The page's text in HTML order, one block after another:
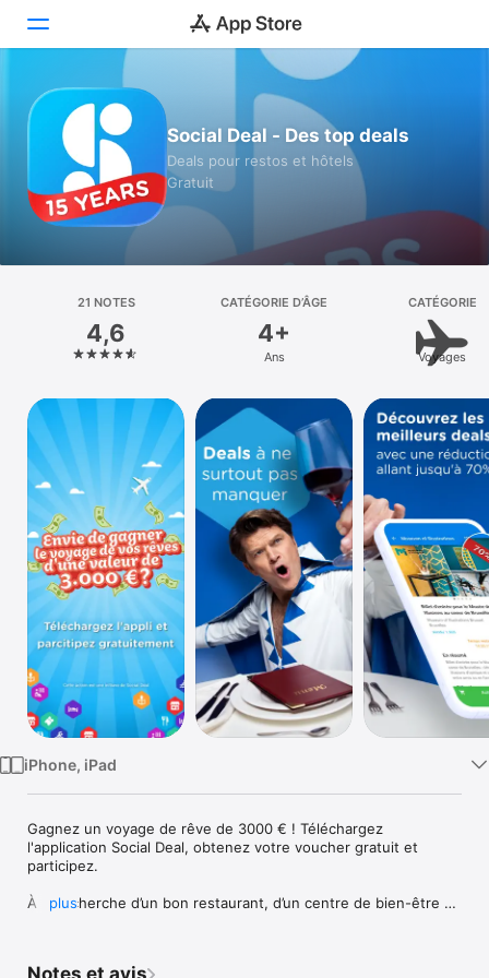
Aujourd’hui
Jeux
Apps
Plateforme
iPhone
iPad
Mac
Vision
Watch
TV
Social Deal - Des top deals
Deals pour restos et hôtels
Gratuit
21 NOTES
4,6
CATÉGORIE D’ÂGE
4+
Ans
CATÉGORIE
Voyages
iPhone, iPad
Gagnez un voyage de rêve de 3000 € ! Téléchargez
l'application Social Deal, obtenez votre voucher gratuit et
participez.
À la recherche d’un bon restaurant, d’un centre de bien-être
plus
Notes et avis